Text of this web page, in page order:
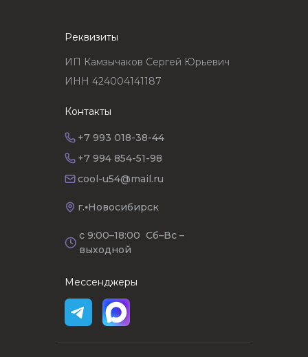
+7 994 854-51-98
+7 993 018-38-44
cool-u54@mail.ru
г.⦁Новосибирск
с 9:00–18:00 Сб–Вс –
выходной
Контакты
ИП Камзычаков Сергей Юрьевич
ИНН 424004141187
Реквизиты
Мессенджеры